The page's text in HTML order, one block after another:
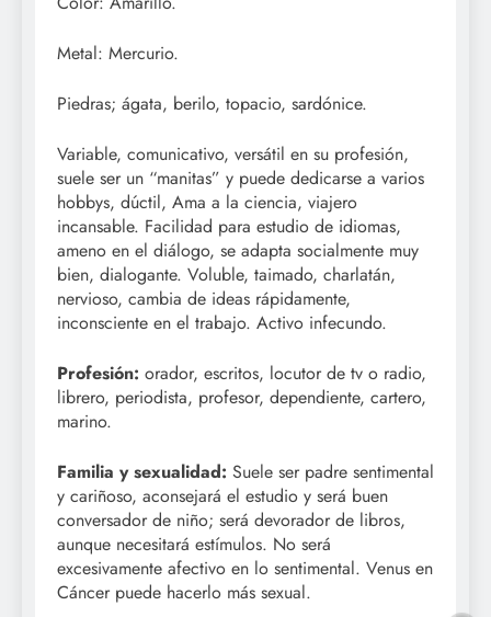
Metal: Mercurio.
Piedras; ágata, berilo, topacio, sardónice.
Variable, comunicativo, versátil en su profesión,
suele ser un “manitas” y puede dedicarse a varios
hobbys, dúctil, Ama a la ciencia, viajero
incansable. Facilidad para estudio de idiomas,
ameno en el diálogo, se adapta socialmente muy
bien, dialogante. Voluble, taimado, charlatán,
nervioso, cambia de ideas rápidamente,
inconsciente en el trabajo. Activo infecundo.
Profesión: orador, escritos, locutor de tv o radio,
librero, periodista, profesor, dependiente, cartero,
marino.
Familia y sexualidad: Suele ser padre sentimental
y cariñoso, aconsejará el estudio y será buen
conversador de niño; será devorador de libros,
aunque necesitará estímulos. No será
excesivamente afectivo en lo sentimental. Venus en
Cáncer puede hacerlo más sexual.